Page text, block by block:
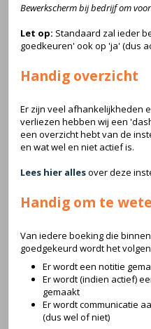
Bewerkscherm bij bedrijf om
Let op: Standaard zal ieder
goedkeuren' ook op 'ja' (dus
Handig overzicht
Er zijn veel afhankelijkheden
verliezen hebben wij een
een overzicht hebt van de
en wat wel en niet actief is.
Lees hier allesover deze
Handig om te
Van iedere boeking die
goedgekeurd wordt het
Er wordt een notitie
Er wordt (indien actief)
gemaakt
Er wordt communicatie
(dus wel of niet)